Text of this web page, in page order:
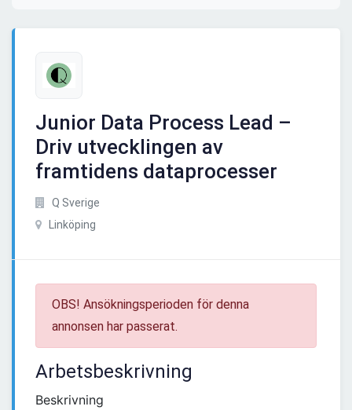
Junior Data Process Lead –
Driv utvecklingen av
framtidens dataprocesser
Q Sverige
Linköping
OBS! Ansökningsperioden för denna
annonsen har passerat.
Arbetsbeskrivning
Beskrivning